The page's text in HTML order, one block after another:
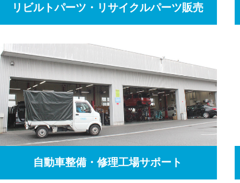
リビルトパーツ・リサイクルパーツ販売
自動車整備・修理工場サポート